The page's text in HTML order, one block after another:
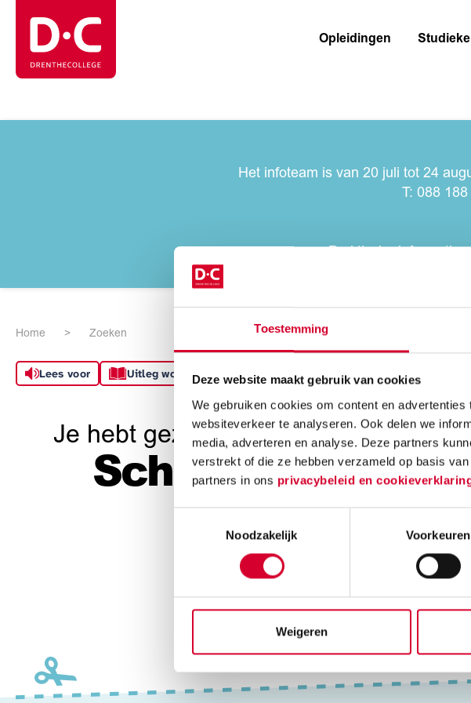
Toestemming
Deze website maakt gebruik van cookies
We gebruiken cookies om content en
websiteverkeer te analyseren. Ook delen we
media, adverteren en analyse. Deze partners
verstrekt of die ze hebben verzameld op basis
partners in ons privacybeleid en
Noodzakelijk
Voorkeuren
Weigeren
Opleidingen
Het infoteam is van 20 juli tot 24
T: 088
Home Zoeken
Lees voor Uitleg woorden
Je hebt gezocht op
Schoonheid
Nieuws (0)
We hebben6 resultatenvoor